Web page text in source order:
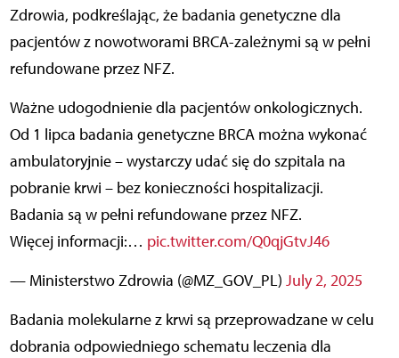
Zdrowia, podkreślając, że badania genetyczne dla
pacjentów z nowotworami BRCA-zależnymi są w pełni
refundowane przez NFZ.
Ważne udogodnienie dla pacjentów onkologicznych.
Od 1 lipca badania genetyczne BRCA można wykonać
ambulatoryjnie – wystarczy udać się do szpitala na
pobranie krwi – bez konieczności hospitalizacji.
Badania są w pełni refundowane przez NFZ.
Więcej informacji:… pic.twitter.com/Q0qjGtvJ46
— Ministerstwo Zdrowia (@MZ_GOV_PL) July 2, 2025
Badania molekularne z krwi są przeprowadzane w celu
dobrania odpowiedniego schematu leczenia dla